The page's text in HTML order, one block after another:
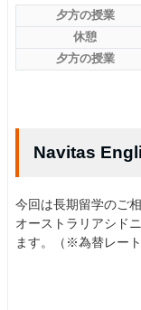
夕方の授業
休憩
夕方の授業
Navitas
今回は長期留学のご
オーストラリアシド
ます。（※為替レー